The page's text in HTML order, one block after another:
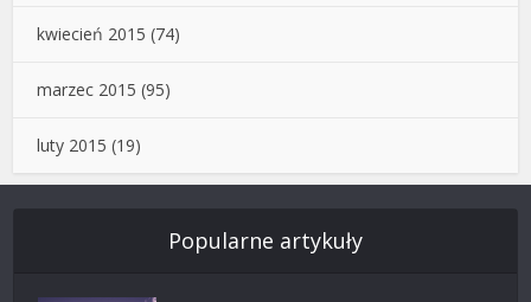
kwiecień 2015 (74)
marzec 2015 (95)
luty 2015 (19)
Popularne artykuły